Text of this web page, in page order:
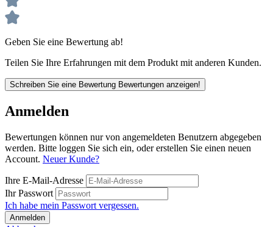
Geben Sie eine Bewertung ab!
Teilen Sie Ihre Erfahrungen mit dem Produkt mit anderen Kunden.
Schreiben Sie eine Bewertung Bewertungen anzeigen!
Anmelden
Bewertungen können nur von angemeldeten Benutzern abgegeben
werden. Bitte loggen Sie sich ein, oder erstellen Sie einen neuen
Account. Neuer Kunde?
Ihre E-Mail-Adresse
Ihr Passwort
Ich habe mein Passwort vergessen.
Anmelden